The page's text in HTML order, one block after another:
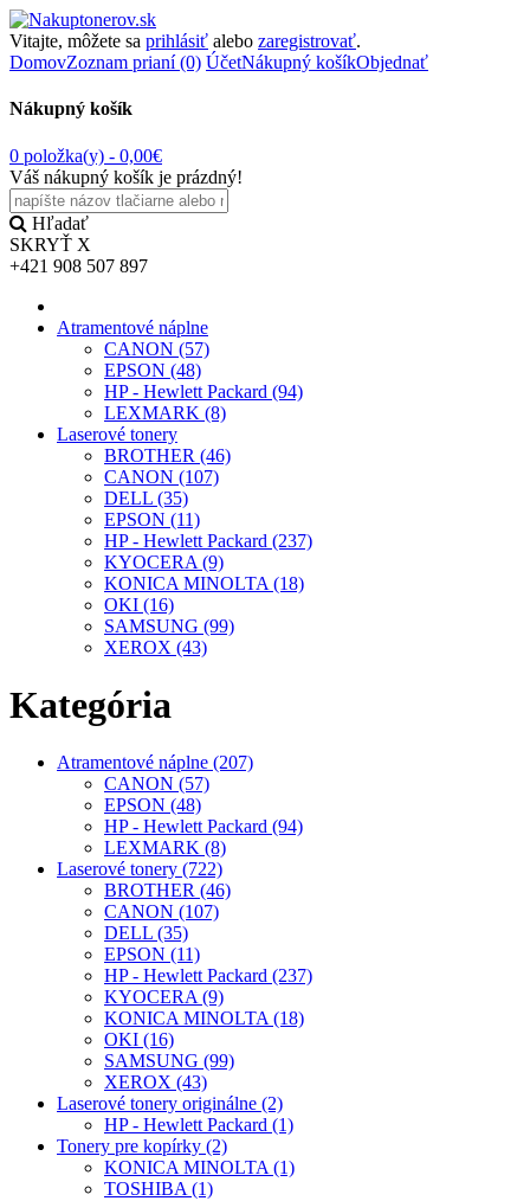
Vitajte, môžete sa prihlásiť alebo zaregistrovať.
DomovZoznam prianí (0) ÚčetNákupný košíkObjednať
Nákupný košík
0 položka(y) - 0,00€
Váš nákupný košík je prázdný!
Hľadať
SKRYŤ X
+421 908 507 897
Atramentové náplne
CANON (57)
EPSON (48)
HP - Hewlett Packard (94)
LEXMARK (8)
Laserové tonery
BROTHER (46)
CANON (107)
DELL (35)
EPSON (11)
HP - Hewlett Packard (237)
KYOCERA (9)
KONICA MINOLTA (18)
OKI (16)
SAMSUNG (99)
XEROX (43)
Kategória
Atramentové náplne (207)
CANON (57)
EPSON (48)
HP - Hewlett Packard (94)
LEXMARK (8)
Laserové tonery (722)
BROTHER (46)
CANON (107)
DELL (35)
EPSON (11)
HP - Hewlett Packard (237)
KYOCERA (9)
KONICA MINOLTA (18)
OKI (16)
SAMSUNG (99)
XEROX (43)
Laserové tonery originálne (2)
HP - Hewlett Packard (1)
Tonery pre kopírky (2)
KONICA MINOLTA (1)
TOSHIBA (1)